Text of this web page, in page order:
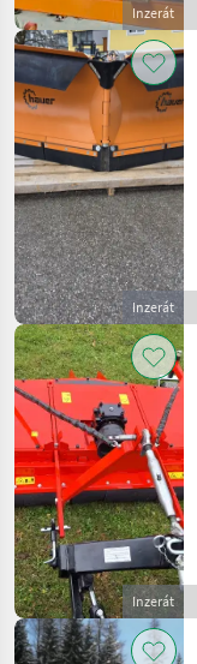
Inzerát
Inzerát
Inzerát